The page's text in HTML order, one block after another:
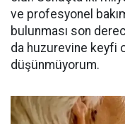
ve profesyonel
bulunması son
da huzurevine keyfi
düşünmüyorum.